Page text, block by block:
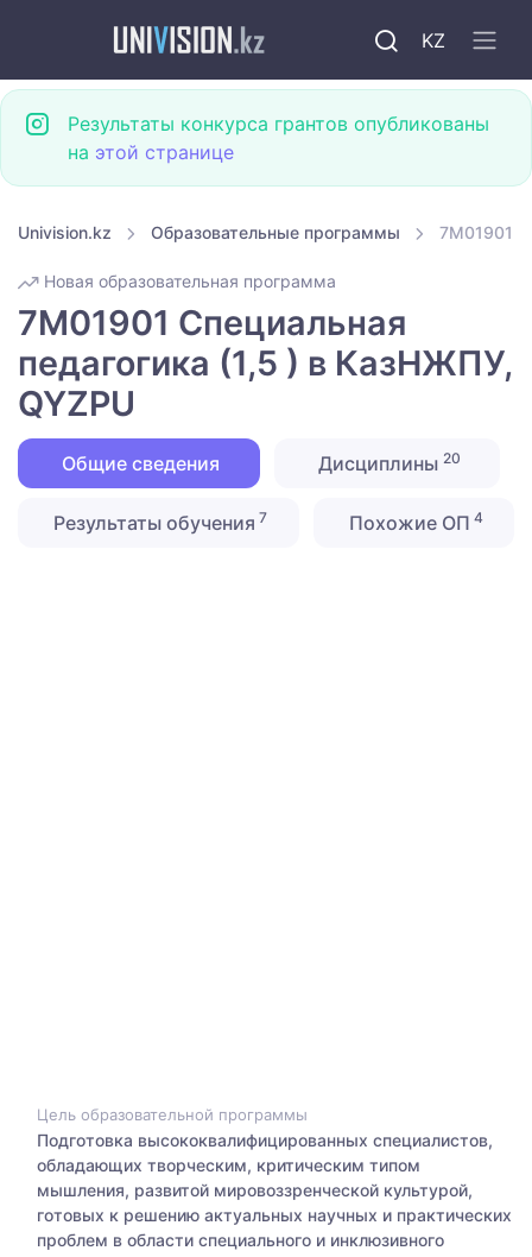
KZ
Результаты конкурса грантов опубликованы
на этой странице
Univision.kz Образовательные программы 7M01901
Новая образовательная программа
7M01901 Специальная
педагогика (1,5 ) в КазНЖПУ,
QYZPU
Общие сведения Дисциплины 20
Результаты обучения 7 Похожие ОП 4
Цель образовательной программы
Подготовка высококвалифицированных специалистов,
обладающих творческим, критическим типом
мышления, развитой мировоззренческой культурой,
готовых к решению актуальных научных и практических
проблем в области специального и инклюзивного